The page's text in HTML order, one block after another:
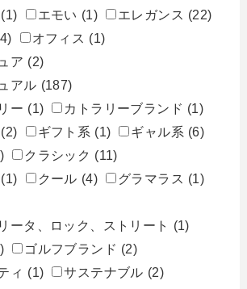
(1) エモい (1) エレガンス (22)
オフィス (1)
ア (2)
アル (187)
ー (1) カトラリーブランド (1)
(2) ギフト系 (1) ギャル系 (6)
クラシック (11)
(1) クール (4) グラマラス (1)
ータ、ロック、ストリート
(1)
ゴルフブランド (2)
ィ (1) サステナブル (2)